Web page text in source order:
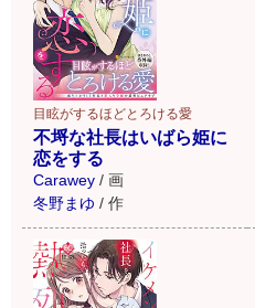
目眩がするほどとろける愛
不埒な社長はいばら姫に
恋をする
Carawey / 画
冬野まゆ / 作